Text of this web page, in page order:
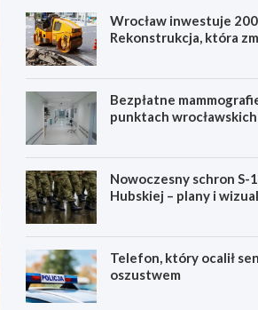
Wrocław inwestuje
Rekonstrukcja, która
Bezpłatne
punktach
Nowoczesny schron S-
Hubskiej – plany i
Telefon, który ocalił
oszustwem